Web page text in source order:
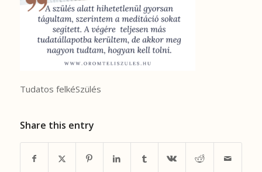
Tudatos felkéSzülés
Share this entry